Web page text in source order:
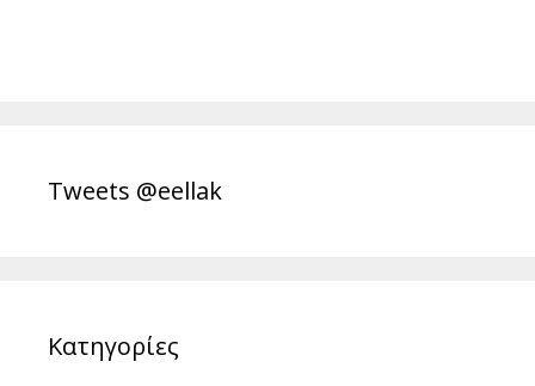
Tweets @eellak
Κατηγορίες